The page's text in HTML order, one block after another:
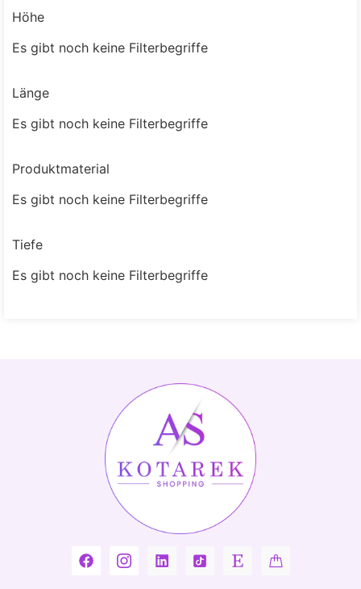
Höhe
Es gibt noch keine Filterbegriffe
Länge
Es gibt noch keine Filterbegriffe
Produktmaterial
Es gibt noch keine Filterbegriffe
Tiefe
Es gibt noch keine Filterbegriffe